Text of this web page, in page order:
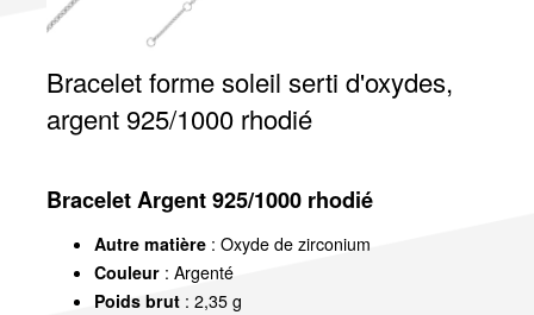
Bracelet forme soleil serti d'oxydes,
argent 925/1000 rhodié
Bracelet Argent 925/1000 rhodié
Autre matière: Oxyde de zirconium
Couleur: Argenté
Poids brut: 2,35 g